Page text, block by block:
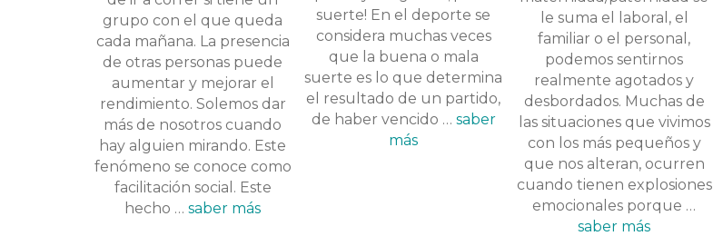
grupo con el que queda
cada mañana. La presencia
de otras personas puede
aumentar y mejorar el
rendimiento. Solemos dar
más de nosotros cuando
hay alguien mirando. Este
fenómeno se conoce como
facilitación social. Este
hecho …saber más
suerte! En el deporte se
considera muchas veces
que la buena o mala
suerte es lo que determina
el resultado de un partido,
de haber vencido … saber
más
le suma el laboral, el
familiar o el personal,
podemos sentirnos
realmente agotados y
desbordados. Muchas de
las situaciones que vivimos
con los más pequeños y
que nos alteran, ocurren
cuando tienen explosiones
emocionales porque …
saber más